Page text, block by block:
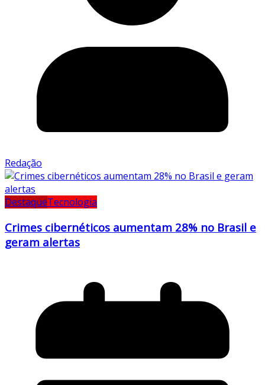
Redação
DestaqueTecnologia
Crimes cibernéticos aumentam 28% no Brasil e
geram alertas